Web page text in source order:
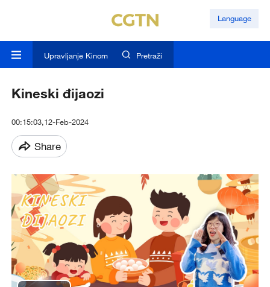
Language
Upravljanje Kinom Pretraži
Kineski đijaozi
00:15:03,12-Feb-2024
Share